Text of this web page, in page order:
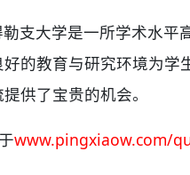
支大学是一所学术水平
的教育与研究环境为学
供了宝贵的机会。
www.pingxiaow.com/